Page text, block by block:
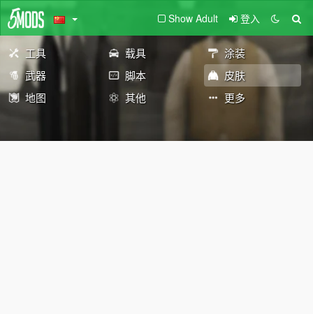
Show Adult 登入
工具 载具
涂装
武器
脚本
皮肤
地图
其他 更多